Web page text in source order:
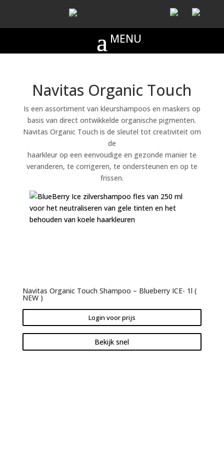
Navitas Organic Touch
Is een assortiment van kleurshampoos en maskers op
basis van direct ontwikkelde organische pigmenten.
Navitas Organic Touch is de sleutel tot creativiteit om
de
haarkleur op een eenvoudige en gezonde manier te
veranderen, te corrigeren, te ondersteunen en op te
frissen.
Navitas Organic Touch Shampoo – Blueberry ICE- 1l (
NEW )
Login voor prijs
Bekijk snel